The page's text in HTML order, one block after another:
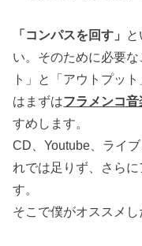
「コンパスを回す」
い。そのために必要
ト」と「アウトプッ
はまずはフラメンコ音
すめします。
CD、Youtube、ライ
れでは足りず、さら
す。
そこで僕がオススメし